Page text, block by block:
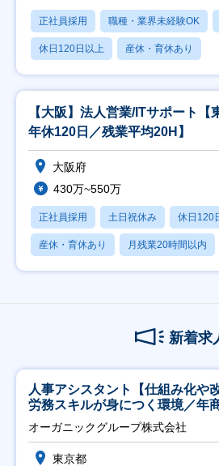
正社員採用 職種・業界未経験OK
休日120日以上 産休・育休あり
【大阪】法人営業/ITサポート【
年休120日／残業平均20H】
大阪府
430万~550万
正社員採用 土日祝休み 休日120
産休・育休あり 月残業20時間以内
新着求
人事アシスタント【仕組み化や
労務スキルが身につく環境／年
会社】
オーガニックグループ株式会社
東京都